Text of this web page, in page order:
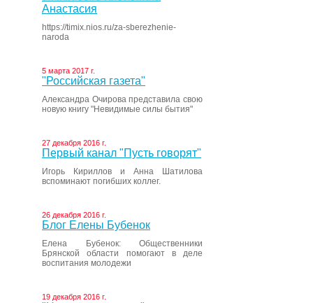
Анастасия
https://timix.nios.ru/za-sberezhenie-
naroda
5 марта 2017 г.
"Российская газета"
Александра Очирова представила свою
новую книгу "Невидимые силы бытия"
27 декабря 2016 г.
Первый канал "Пусть говорят"
Игорь Кириллов и Анна Шатилова
вспоминают погибших коллег.
26 декабря 2016 г.
Блог Елены Бубенок
Елена Бубенок: Общественники
Брянской области помогают в деле
воспитания молодежи
19 декабря 2016 г.